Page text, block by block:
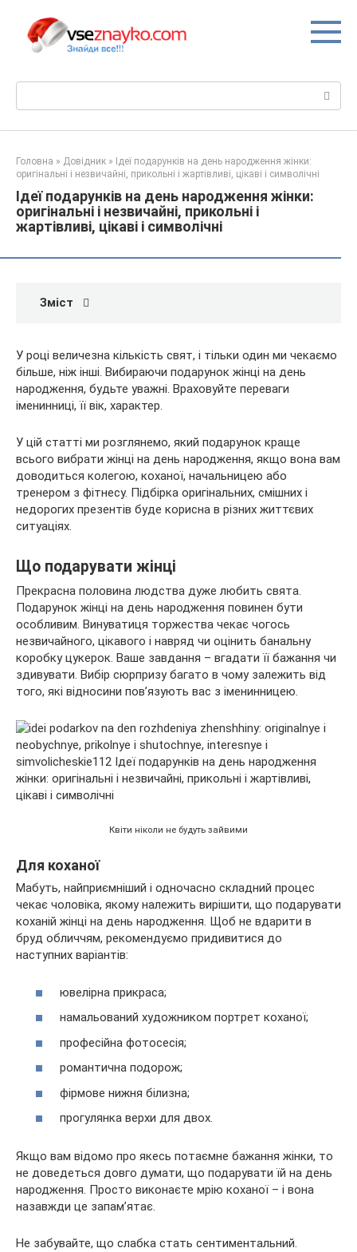
вмісту
Головна » Довідник » Ідеї подарунків на день народження жінки:
оригінальні і незвичайні, прикольні і жартівливі, цікаві і символічні
Ідеї подарунків на день народження жінки:
оригінальні і незвичайні, прикольні і
жартівливі, цікаві і символічні
Зміст
У році величезна кількість свят, і тільки один ми чекаємо
більше, ніж інші. Вибираючи подарунок жінці на день
народження, будьте уважні. Враховуйте переваги
іменинниці, її вік, характер.
У цій статті ми розглянемо, який подарунок краще
всього вибрати жінці на день народження, якщо вона вам
доводиться колегою, коханої, начальницею або
тренером з фітнесу. Підбірка оригінальних, смішних і
недорогих презентів буде корисна в різних життєвих
ситуаціях.
Що подарувати жінці
Прекрасна половина людства дуже любить свята.
Подарунок жінці на день народження повинен бути
особливим. Винуватиця торжества чекає чогось
незвичайного, цікавого і навряд чи оцінить банальну
коробку цукерок. Ваше завдання – вгадати її бажання чи
здивувати. Вибір сюрпризу багато в чому залежить від
того, які відносини пов’язують вас з іменинницею.
Квіти ніколи не будуть зайвими
Для коханої
Мабуть, найприємніший і одночасно складний процес
чекає чоловіка, якому належить вирішити, що подарувати
коханій жінці на день народження. Щоб не вдарити в
бруд обличчям, рекомендуємо придивитися до
наступних варіантів:
ювелірна прикраса;
намальований художником портрет коханої;
професійна фотосесія;
романтична подорож;
фірмове нижня білизна;
прогулянка верхи для двох.
Якщо вам відомо про якесь потаємне бажання жінки, то
не доведеться довго думати, що подарувати їй на день
народження. Просто виконаєте мрію коханої – і вона
назавжди це запам’ятає.
Не забувайте, що слабка стать сентиментальний.